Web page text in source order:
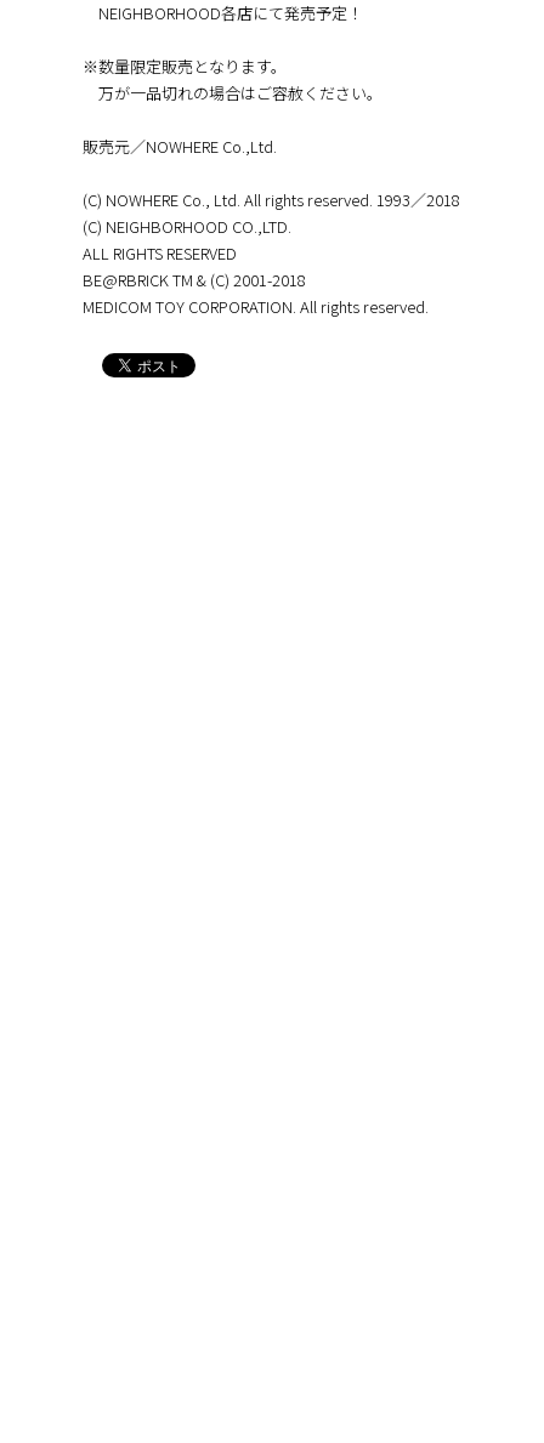
NEIGHBORHOOD各店にて発売予定！
※数量限定販売となります。
万が一品切れの場合はご容赦ください。
販売元／NOWHERE Co.,Ltd.
(C) NOWHERE Co., Ltd. All rights reserved. 1993／2018
(C) NEIGHBORHOOD CO.,LTD.
ALL RIGHTS RESERVED
BE@RBRICK TM & (C) 2001-2018
MEDICOM TOY CORPORATION. All rights reserved.